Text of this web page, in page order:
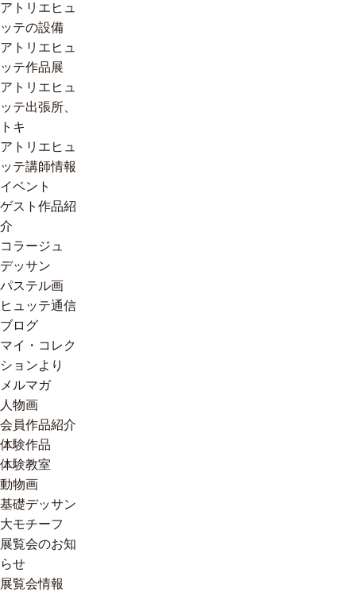
アトリエヒュ
ッテの設備
アトリエヒュ
ッテ作品展
アトリエヒュ
ッテ出張所、
トキ
アトリエヒュ
ッテ講師情報
イベント
ゲスト作品紹
介
コラージュ
デッサン
パステル画
ヒュッテ通信
ブログ
マイ・コレク
ションより
メルマガ
人物画
会員作品紹介
体験作品
体験教室
動物画
基礎デッサン
大モチーフ
展覧会のお知
らせ
展覧会情報